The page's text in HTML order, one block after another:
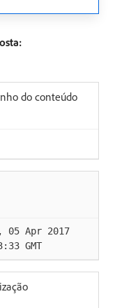
do conteúdo
05 Apr 2017
GMT